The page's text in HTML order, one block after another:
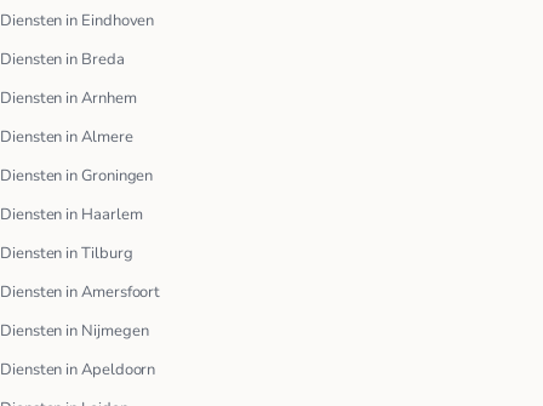
Diensten in Eindhoven
Diensten in Breda
Diensten in Arnhem
Diensten in Almere
Diensten in Groningen
Diensten in Haarlem
Diensten in Tilburg
Diensten in Amersfoort
Diensten in Nijmegen
Diensten in Apeldoorn